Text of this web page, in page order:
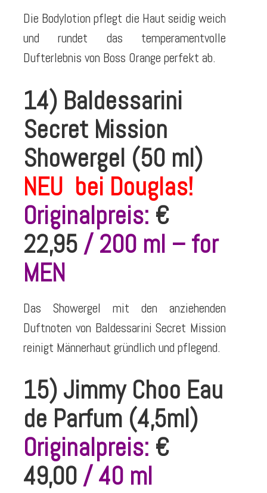
Die Bodylotion pflegt die Haut seidig weich
und rundet das temperamentvolle
Dufterlebnis von Boss Orange perfekt ab.
14) Baldessarini
Secret Mission
Showergel (50 ml)
NEU bei Douglas!
Originalpreis: €
22,95 / 200 ml – for
MEN
Das Showergel mit den anziehenden
Duftnoten von Baldessarini Secret Mission
reinigt Männerhaut gründlich und pflegend.
15) Jimmy Choo Eau
de Parfum (4,5ml)
Originalpreis: €
49,00 / 40 ml